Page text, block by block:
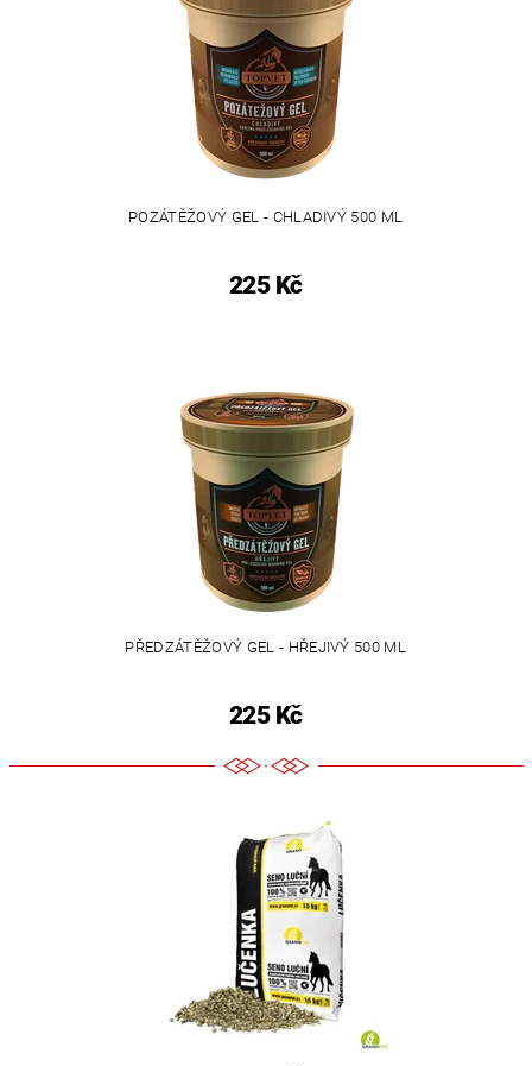
POZÁTĚŽOVÝ GEL - CHLADIVÝ 500 ML
225 Kč
PŘEDZÁTĚŽOVÝ GEL - HŘEJIVÝ 500 ML
225 Kč